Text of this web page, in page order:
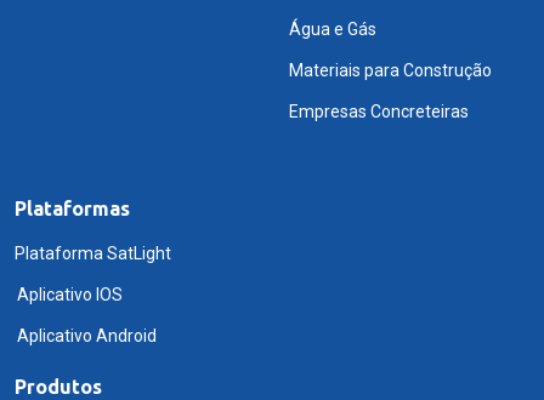
Água e Gás
Materiais para Construção
Empresas Concreteiras
Plataformas
Plataforma SatLight
Aplicativo IOS
Aplicativo Android
Produtos